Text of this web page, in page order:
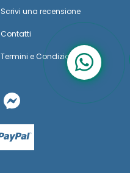
Scrivi una recensione
Contatti
Termini e Condizioni